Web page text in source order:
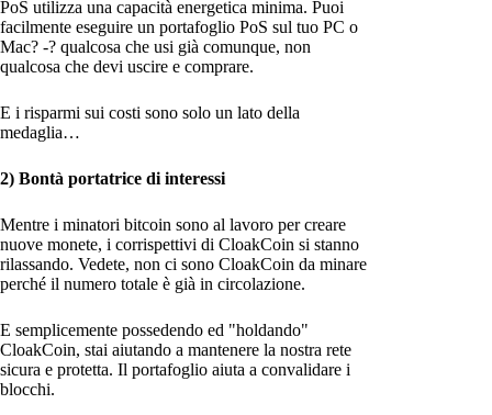
PoS utilizza una capacità energetica minima. Puoi
facilmente eseguire un portafoglio PoS sul tuo PC o
Mac? -? qualcosa che usi già comunque, non
qualcosa che devi uscire e comprare.
E i risparmi sui costi sono solo un lato della
medaglia…
2) Bontà portatrice di interessi
Mentre i minatori bitcoin sono al lavoro per creare
nuove monete, i corrispettivi di CloakCoin si stanno
rilassando. Vedete, non ci sono CloakCoin da minare
perché il numero totale è già in circolazione.
E semplicemente possedendo ed "holdando"
CloakCoin, stai aiutando a mantenere la nostra rete
sicura e protetta. Il portafoglio aiuta a convalidare i
blocchi.